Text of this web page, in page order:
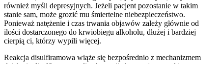
również myśli depresyjnych. Jeżeli pacjent pozostanie w takim
stanie sam, może grozić mu śmiertelne niebezpieczeństwo.
Ponieważ natężenie i czas trwania objawów zależy głównie od
ilości dostarczonego do krwiobiegu alkoholu, dłużej i bardziej
cierpią ci, którzy wypili więcej.
Reakcja disulfiramowa wiąże się bezpośrednio z mechanizmem